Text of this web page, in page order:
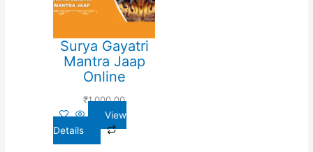
Surya Gayatri
Mantra Jaap
Online
₹1,000.00
View
Details